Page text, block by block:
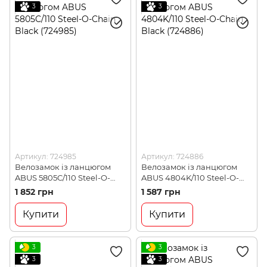
3
Артикул: 724985
Велозамок із ланцюгом
ABUS 5805C/110 Steel-O-
Chain Black (724985)
1 852 грн
Купити
3
Артикул: 724886
Велозамок із ланцюгом
ABUS 4804K/110 Steel-O-
Chain Black (724886)
1 587 грн
Купити
3
3
3
3